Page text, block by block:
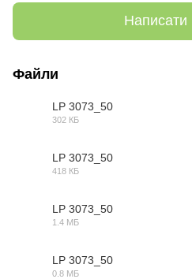
Написати
Файли
LP 3073_50
302 КБ
LP 3073_50
418 КБ
LP 3073_50
1.4 МБ
LP 3073_50
0.8 МБ